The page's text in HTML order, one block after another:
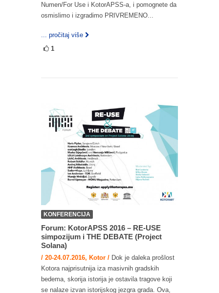
Numen/For Use i KotorAPSS-a, i pomognete da
osmislimo i izgradimo PRIVREMENO...
... pročitaj više
1
KONFERENCIJA
Forum: KotorAPSS 2016 – RE-USE
simpozijum i THE DEBATE (Project
Solana)
/ 20-24.07.2016, Kotor / Dok je daleka prošlost
Kotora najprisutnija iza masivnih gradskih
bedema, skorija istorija je ostavila tragove koji
se nalaze izvan istorijskog jezgra grada. Ova,